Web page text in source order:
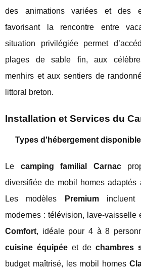
des animations variées et des
favorisant la rencontre entre
situation privilégiée permet
plages de sable fin, aux
menhirs et aux sentiers de
littoral breton.
Installation et Services du
Types d'hébergement
Le camping familial Carnac
diversifiée de mobil homes adaptés
Les modèles
Premiumincluent
modernes : télévision, lave-vaisselle
Comfort, idéale pour 4 à 8
cuisine équipée et dechambres
budget maîtrisé, les mobil homes